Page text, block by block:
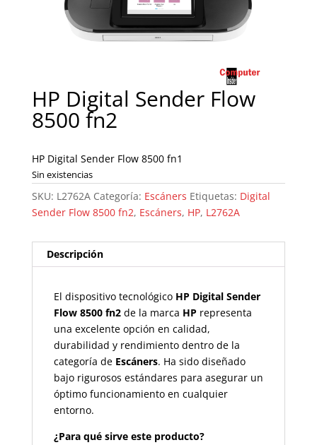
HP Digital Sender Flow
8500 fn2
HP Digital Sender Flow 8500 fn1
Sin existencias
SKU: L2762A Categoría: Escáners Etiquetas: Digital
Sender Flow 8500 fn2, Escáners, HP, L2762A
Descripción
El dispositivo tecnológico HP Digital Sender
Flow 8500 fn2de la marca HP representa
una excelente opción en calidad,
durabilidad y rendimiento dentro de la
categoría de Escáners. Ha sido diseñado
bajo rigurosos estándares para asegurar un
óptimo funcionamiento en cualquier
entorno.
¿Para qué sirve este producto?